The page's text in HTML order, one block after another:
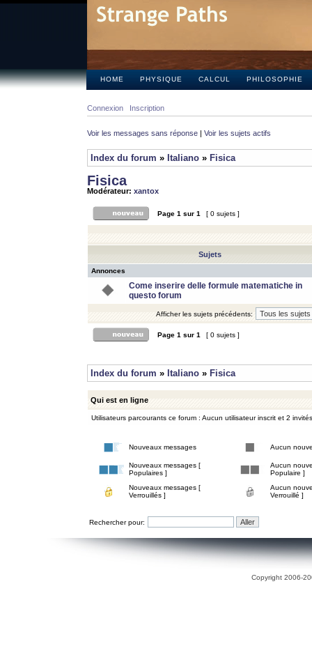
HOME PHYSIQUE CALCUL PHILOSOPHIE
Connexion Inscription
Voir les messages sans réponse | Voir les sujets actifs
Index du forum » Italiano » Fisica
Fisica
Modérateur: xantox
Page 1 sur 1 [ 0 sujets ]
Sujets
Annonces
Come inserire delle formule matematiche in
questo forum
Afficher les sujets précédents:
Page 1 sur 1 [ 0 sujets ]
Index du forum » Italiano » Fisica
Qui est en ligne
Utilisateurs parcourants ce forum : Aucun utilisateur inscrit et 2 invités
Nouveaux messages Aucun
Nouveaux messages [
Populaires ]
Aucun
Populaire ]
Nouveaux messages [
Verrouillés ]
Aucun
Verrouillé ]
Rechercher pour:
Copyright 2006-